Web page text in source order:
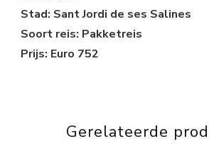
Stad: Sant Jordi de ses Salines
Soort reis: Pakketreis
Prijs: Euro 752
Gerelateerde